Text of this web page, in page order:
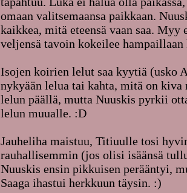
omaan valitsemaansa paikkaan.
kaikkea, mitä eteensä vaan saa.
veljensä tavoin kokeilee hampaillaan
Isojen koirien lelut saa kyytiä (usko
nykyään lelua tai kahta, mitä on
lelun päällä, mutta Nuuskis pyrkii
lelun muualle. :D
Jauheliha maistuu, Titiuulle tosi
rauhallisemmin (jos olisi isäänsä
Nuuskis ensin pikkuisen perääntyi,
Saaga ihastui herkkuun täysin. :)